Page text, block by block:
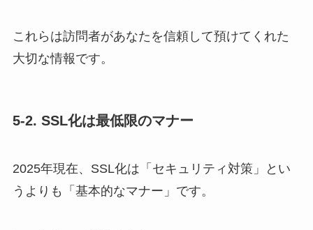
これらは訪問者があなたを信頼して預けてくれた
大切な情報です。
5-2. SSL化は最低限のマナー
2025年現在、SSL化は「セキュリティ対策」とい
うよりも「基本的なマナー」です。